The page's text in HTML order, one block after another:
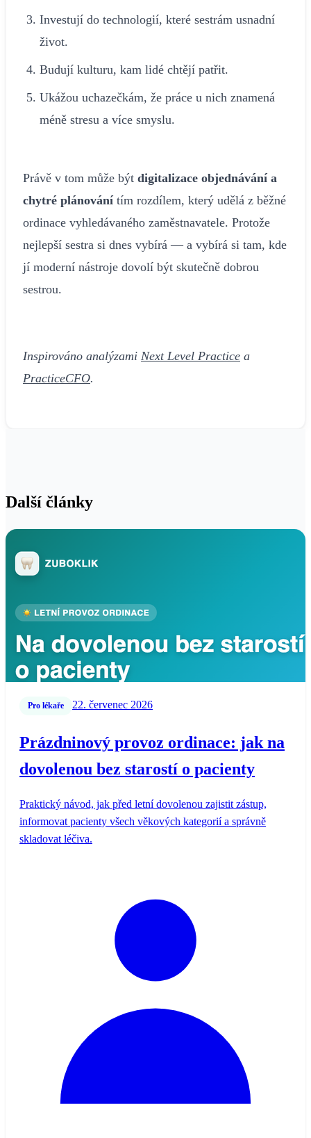
Investují do technologií, které sestrám usnadní
život.
Budují kulturu, kam lidé chtějí patřit.
Ukážou uchazečkám, že práce u nich znamená
méně stresu a více smyslu.
Právě v tom může být digitalizace objednávání a
chytré plánování tím rozdílem, který udělá z běžné
ordinace vyhledávaného zaměstnavatele. Protože
nejlepší sestra si dnes vybírá — a vybírá si tam, kde
jí moderní nástroje dovolí být skutečně dobrou
sestrou.
Inspirováno analýzami Next Level Practice a
PracticeCFO.
Další články
Pro lékaře 22. červenec 2026
Prázdninový provoz ordinace: jak na
dovolenou bez starostí o pacienty
Praktický návod, jak před letní dovolenou zajistit zástup,
informovat pacienty všech věkových kategorií a správně
skladovat léčiva.